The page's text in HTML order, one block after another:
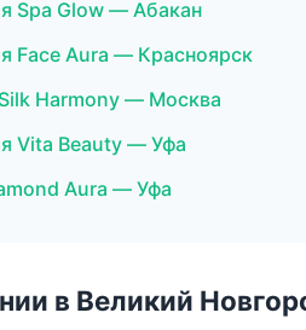
Spa Glow — Абакан
Face Aura — Красноярск
Harmony — Москва
Vita Beauty — Уфа
Aura — Уфа
в Великий